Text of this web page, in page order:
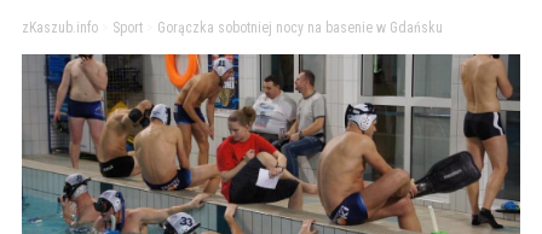
zKaszub.info> Sport> Gorączka sobotniej nocy na basenie w Gdańsku